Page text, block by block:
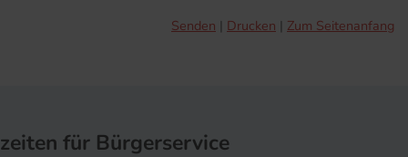
Senden Drucken Zum Seitenanfang
für Bürgerservice